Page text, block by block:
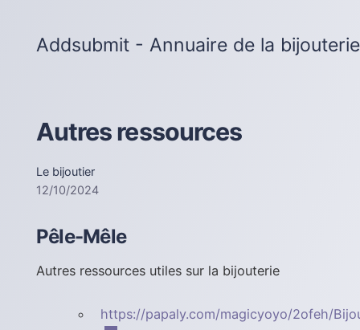
Addsubmit - Annuaire de la bijouterie
Autres ressources
Le bijoutier
12/10/2024
Pêle-Mêle
Autres ressources utiles sur la bijouterie
https://papaly.com/magicyoyo/2ofeh/